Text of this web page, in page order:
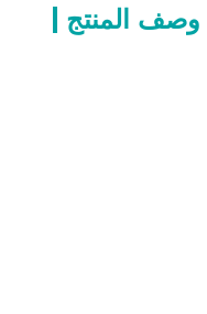
وصف المنتج